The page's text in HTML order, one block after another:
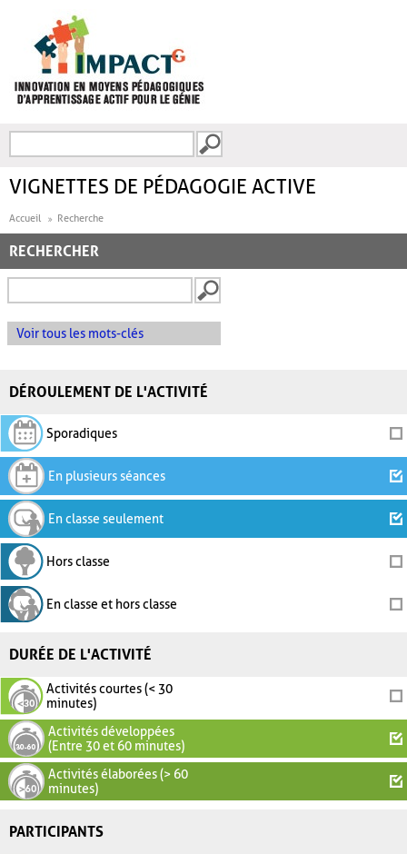
FORMULAIRE DE
VIGNETTES DE PÉDAGOGIE ACTIVE
Accueil Recherche
RECHERCHER
Voir tous les mots-clés
DÉROULEMENT DE L'ACTIVITÉ
Sporadiques
En plusieurs séances
En classe seulement
Hors classe
En classe et hors classe
DURÉE DE L'ACTIVITÉ
Activités courtes (< 30
minutes)
Activités développées
(Entre 30 et 60 minutes)
Activités élaborées (> 60
minutes)
PARTICIPANTS